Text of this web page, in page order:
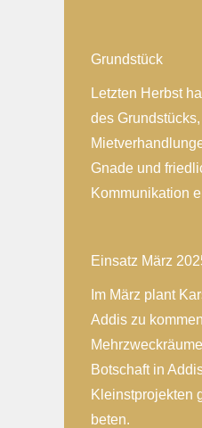
Grundstück
Letzten Herbst
des
Gnade und
Kommunikation
Einsatz März
Im März plant
Addis zu
Botschaft in
Kleinstprojekten
beten.